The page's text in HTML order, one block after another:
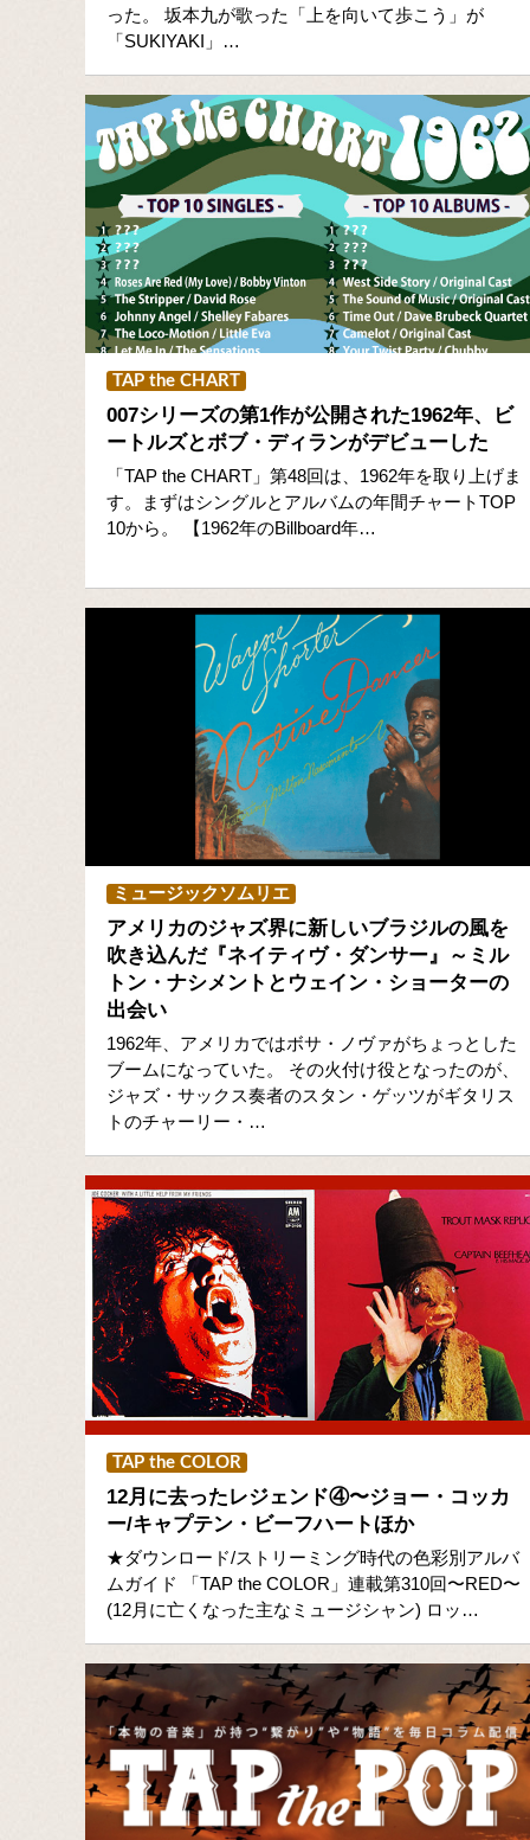
った。 坂本九が歌った「上を向いて歩こう」が
「SUKIYAKI」…
TAP the CHART
007シリーズの第1作が公開された1962年、ビ
ートルズとボブ・ディランがデビューした
「TAP the CHART」第48回は、1962年を取り上げま
す。まずはシングルとアルバムの年間チャートTOP
10から。 【1962年のBillboard年…
ミュージックソムリエ
アメリカのジャズ界に新しいブラジルの風を
吹き込んだ『ネイティヴ・ダンサー』～ミル
トン・ナシメントとウェイン・ショーターの
出会い
1962年、アメリカではボサ・ノヴァがちょっとした
ブームになっていた。 その火付け役となったのが、
ジャズ・サックス奏者のスタン・ゲッツがギタリス
トのチャーリー・…
TAP the COLOR
12月に去ったレジェンド④〜ジョー・コッカ
ー/キャプテン・ビーフハートほか
★ダウンロード/ストリーミング時代の色彩別アルバ
ムガイド 「TAP the COLOR」連載第310回〜RED〜
(12月に亡くなった主なミュージシャン) ロッ…